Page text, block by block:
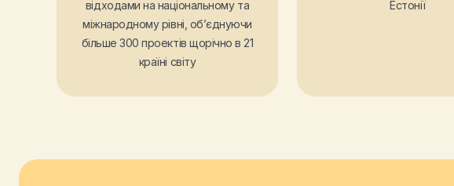
відходами на національному та
міжнародному рівні, об’єднуючи
більше 300 проектів щорічно в 21
країні світу
Естонії